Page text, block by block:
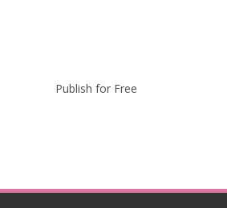
Publish for Free